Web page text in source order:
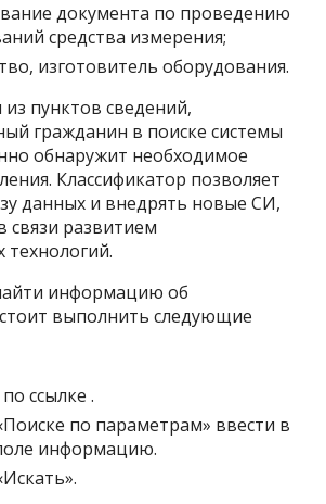
документа по проведению
средства измерения;
изготовитель оборудования.
пунктов сведений,
гражданин в поиске системы
обнаружит необходимое
Классификатор позволяет
данных и внедрять новые СИ,
связи развитием
информацию об
выполнить следующие
ссылке .
по параметрам» ввести в
информацию.